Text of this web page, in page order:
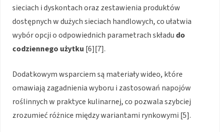
sieciach i dyskontach oraz zestawienia produktów
dostępnych w dużych sieciach handlowych, co ułatwia
wybór opcji o odpowiednich parametrach składu do
codziennego użytku [6][7].
Dodatkowym wsparciem są materiały wideo, które
omawiają zagadnienia wyboru i zastosowań napojów
roślinnych w praktyce kulinarnej, co pozwala szybciej
zrozumieć różnice między wariantami rynkowymi [5].